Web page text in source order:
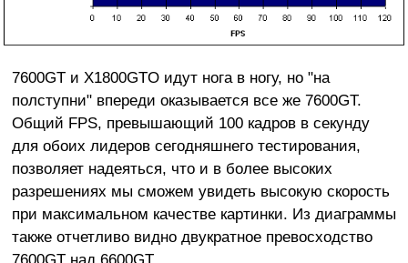
7600GT и X1800GTO идут нога в ногу, но "на
полступни" впереди оказывается все же 7600GT.
Общий FPS, превышающий 100 кадров в секунду
для обоих лидеров сегодняшнего тестирования,
позволяет надеяться, что и в более высоких
разрешениях мы сможем увидеть высокую скорость
при максимальном качестве картинки. Из диаграммы
также отчетливо видно двукратное превосходство
7600GT над 6600GT.